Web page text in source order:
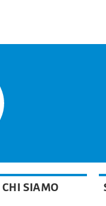
CHI SIAMO